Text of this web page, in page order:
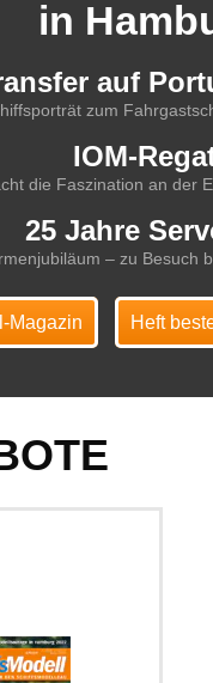
in
auf
zum
IOM-
die Faszination an der
25 Jahre
– zu Besuch
Magazin Heft